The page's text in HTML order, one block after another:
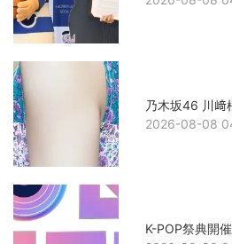
乃木坂46 川﨑
2026-08-08
K-POP祭典開催